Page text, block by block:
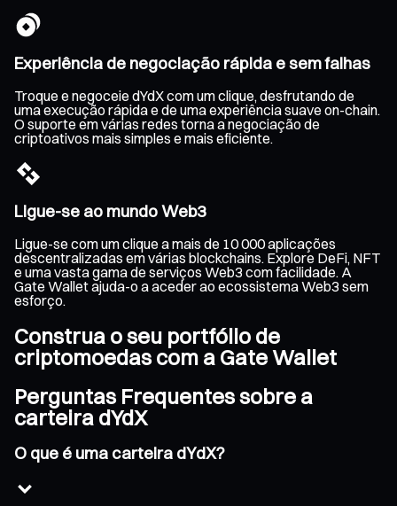
Experiência de negociação rápida e sem falhas
Troque e negoceie dYdX com um clique, desfrutando de
uma execução rápida e de uma experiência suave on-chain.
O suporte em várias redes torna a negociação de
criptoativos mais simples e mais eficiente.
Ligue-se ao mundo Web3
Ligue-se com um clique a mais de 10 000 aplicações
descentralizadas em várias blockchains. Explore DeFi, NFT
e uma vasta gama de serviços Web3 com facilidade. A
Gate Wallet ajuda-o a aceder ao ecossistema Web3 sem
esforço.
Construa o seu portfólio de
criptomoedas com a Gate Wallet
Perguntas Frequentes sobre a
carteira dYdX
O que é uma carteira dYdX?